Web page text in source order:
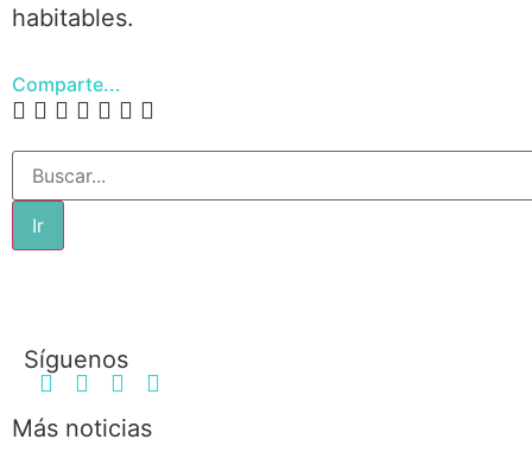
habitables.
Comparte...
Ir
Síguenos
Más noticias